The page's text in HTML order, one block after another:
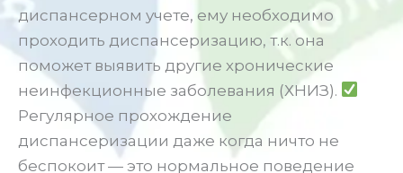
диспансерном учете, ему необходимо
проходить диспансеризацию, т.к. она
поможет выявить другие хронические
неинфекционные заболевания (ХНИЗ).
Регулярное прохождение
диспансеризации даже когда ничто не
беспокоит — это нормальное поведение